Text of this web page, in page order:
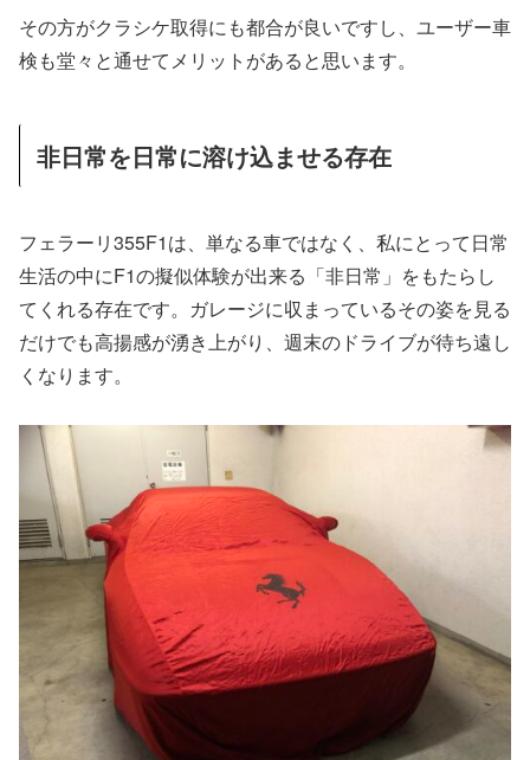
その方がクラシケ取得にも都合が良いですし、ユーザー車
検も堂々と通せてメリットがあると思います。
非日常を日常に溶け込ませる存在
フェラーリ355F1は、単なる車ではなく、私にとって日常
生活の中にF1の擬似体験が出来る「非日常」をもたらし
てくれる存在です。ガレージに収まっているその姿を見る
だけでも高揚感が湧き上がり、週末のドライブが待ち遠し
くなります。